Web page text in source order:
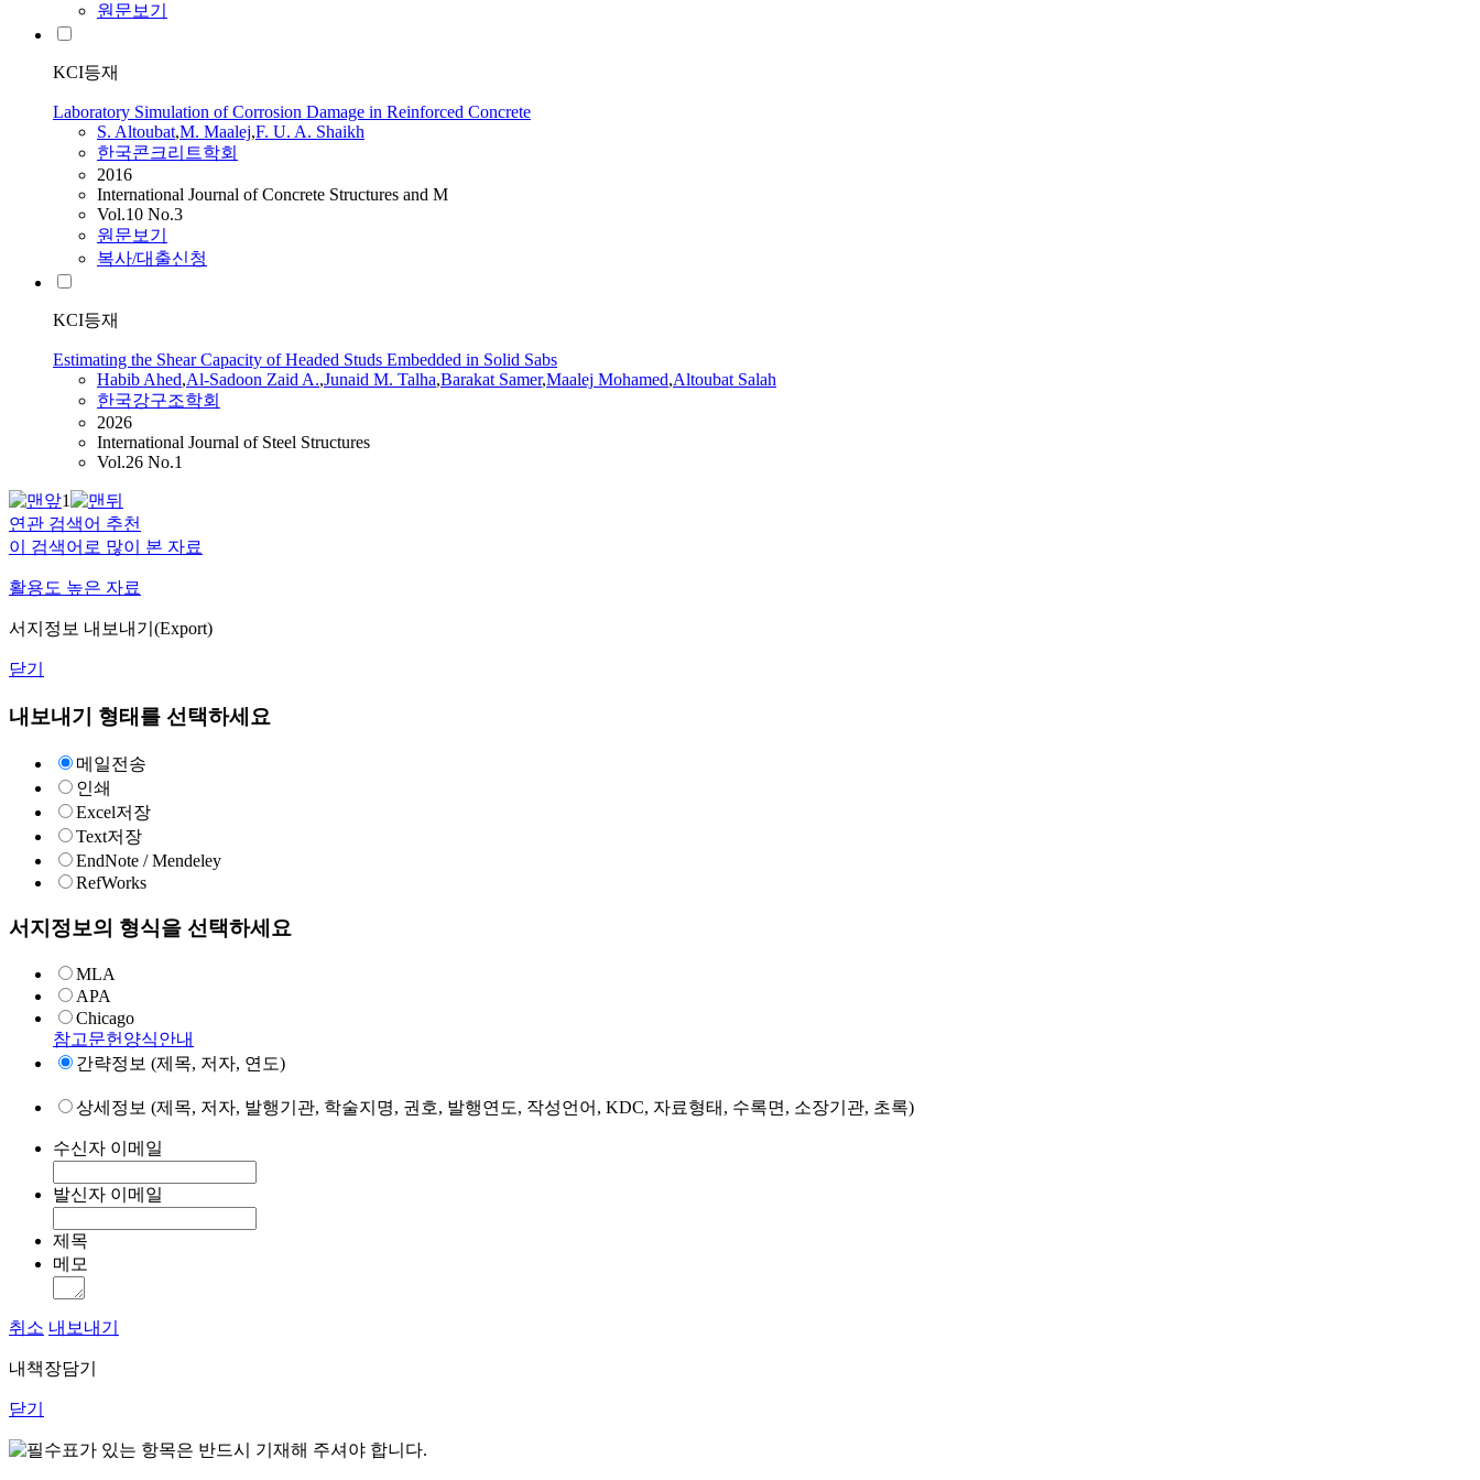
원문보기
KCI등재
Laboratory Simulation of Corrosion Damage in Reinforced Concrete
S. Altoubat,M. Maalej,F. U. A. Shaikh
한국콘크리트학회
2016
International Journal of Concrete Structures and M
Vol.10 No.3
원문보기
복사/대출신청
KCI등재
Estimating the Shear Capacity of Headed Studs Embedded in Solid Sabs
Habib Ahed,Al-Sadoon Zaid A.,Junaid M. Talha,Barakat Samer,Maalej Mohamed,Altoubat Salah
한국강구조학회
2026
International Journal of Steel Structures
Vol.26 No.1
1
연관 검색어 추천
이 검색어로 많이 본 자료
활용도 높은 자료
서지정보 내보내기(Export)
닫기
내보내기 형태를 선택하세요
메일전송
인쇄
Excel저장
Text저장
EndNote / Mendeley
RefWorks
서지정보의 형식을 선택하세요
MLA
APA
Chicago
참고문헌양식안내
간략정보 (제목, 저자, 연도)
상세정보 (제목, 저자, 발행기관, 학술지명, 권호, 발행연도, 작성언어, KDC, 자료형태, 수록면, 소장기관, 초록)
수신자 이메일
발신자 이메일
제목
메모
취소 내보내기
내책장담기
닫기
표가 있는 항목은 반드시 기재해 주셔야 합니다.